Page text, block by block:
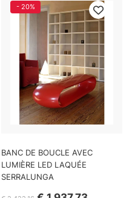
- 20%
BANC DE BOUCLE AVEC
LUMIÈRE LED LAQUÉE
SERRALUNGA